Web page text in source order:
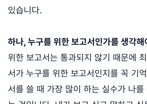
있습니다.
하나, 누구를 위한 보고서인가를 생각해
위한 보고서는 통과되지 않기 때문에
서가 누구를 위한 보고서인지를 꼭 기
서를 쓸 때 가장 많이 하는 실수가 나를